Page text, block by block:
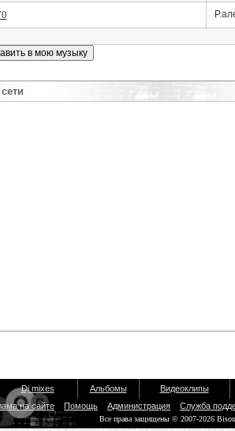
Dj mixes Альбомы
Видеоклипы
на сайте
Помощь Администрация Служба
Все права защищены © 2007-2026